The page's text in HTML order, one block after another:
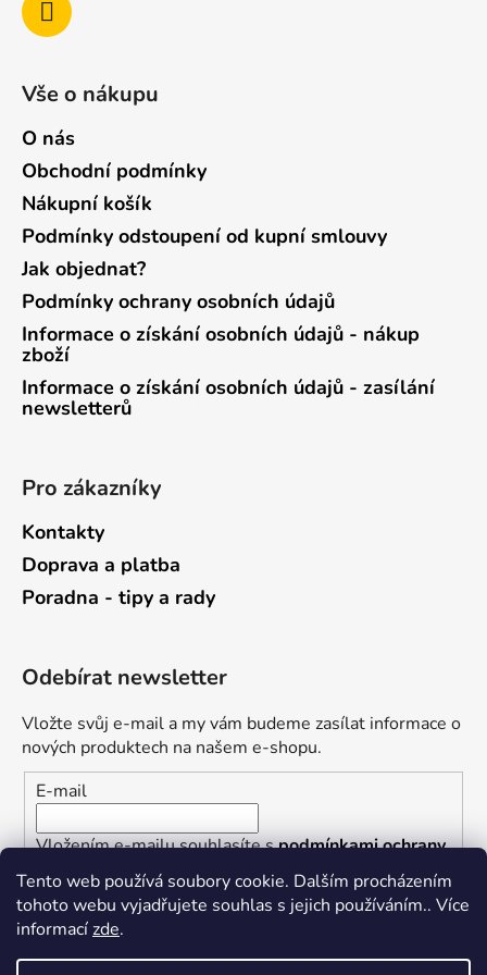
Tento web používá soubory cookie. Dalším procházením
tohoto webu vyjadřujete souhlas s jejich používáním.. Více
informacízde.
Vše o nákupu
O nás
Obchodní podmínky
Nákupní košík
Podmínky odstoupení od kupní smlouvy
Jak objednat?
Podmínky ochrany osobních údajů
Informace o získání osobních údajů - nákup
zboží
Informace o získání osobních údajů - zasílání
newsletterů
Pro zákazníky
Kontakty
Doprava a platba
Poradna - tipy a rady
Odebírat newsletter
Vložte svůj e-mail a my vám budeme zasílat informace o
nových produktech na našem e-shopu.
E-mail
Vložením e-mailu souhlasíte spodmínkami ochrany
osobních údajů
PŘIHLÁSIT SE